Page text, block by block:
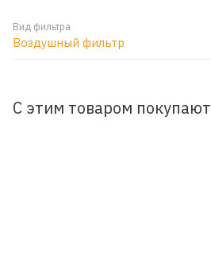
Вид фильтра
Воздушный фильтр
С этим товаром покупают